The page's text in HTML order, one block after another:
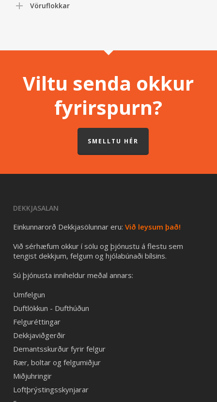
Vöruflokkar
Viltu senda okkur
fyrirspurn?
SMELLTU HÉR
DEKKJASALAN
Einkunnarorð Dekkjasölunnar eru: Við leysum það!
Við sérhæfum okkur í sölu og þjónustu á flestu sem
tengist dekkjum, felgum og hjólabúnaði bílsins.
Sú þjónusta inniheldur meðal annars:
Umfelgun
Duftlökkun - Dufthúðun
Felguréttingar
Dekkjaviðgerðir
Demantsskurður fyrir felgur
Rær, boltar og felgumiðjur
Miðjuhringir
Loftþrýstingsskynjarar